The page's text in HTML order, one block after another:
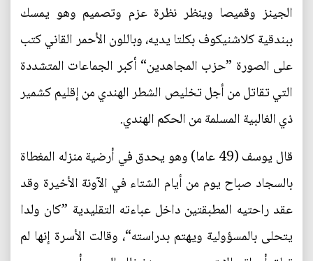
الجينز وقميصا وينظر نظرة عزم وتصميم وهو يمسك
ببندقية كلاشنيكوف بكلتا يديه، وباللون الأحمر القاني كتب
على الصورة ”حزب المجاهدين“ أكبر الجماعات المتشددة
التي تقاتل من أجل تخليص الشطر الهندي من إقليم كشمير
ذي الغالبية المسلمة من الحكم الهندي.
قال يوسف (49 عاما) وهو يحدق في أرضية منزله المغطاة
بالسجاد صباح يوم من أيام الشتاء في الآونة الأخيرة وقد
عقد راحتيه المطبقتين داخل عباءته التقليدية ”كان ولدا
يتحلى بالمسؤولية ويهتم بدراسته“، وقالت الأسرة إنها لم